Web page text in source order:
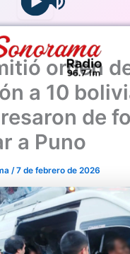
orden
a 10
de
a Puno
/7 de febrero de 2026